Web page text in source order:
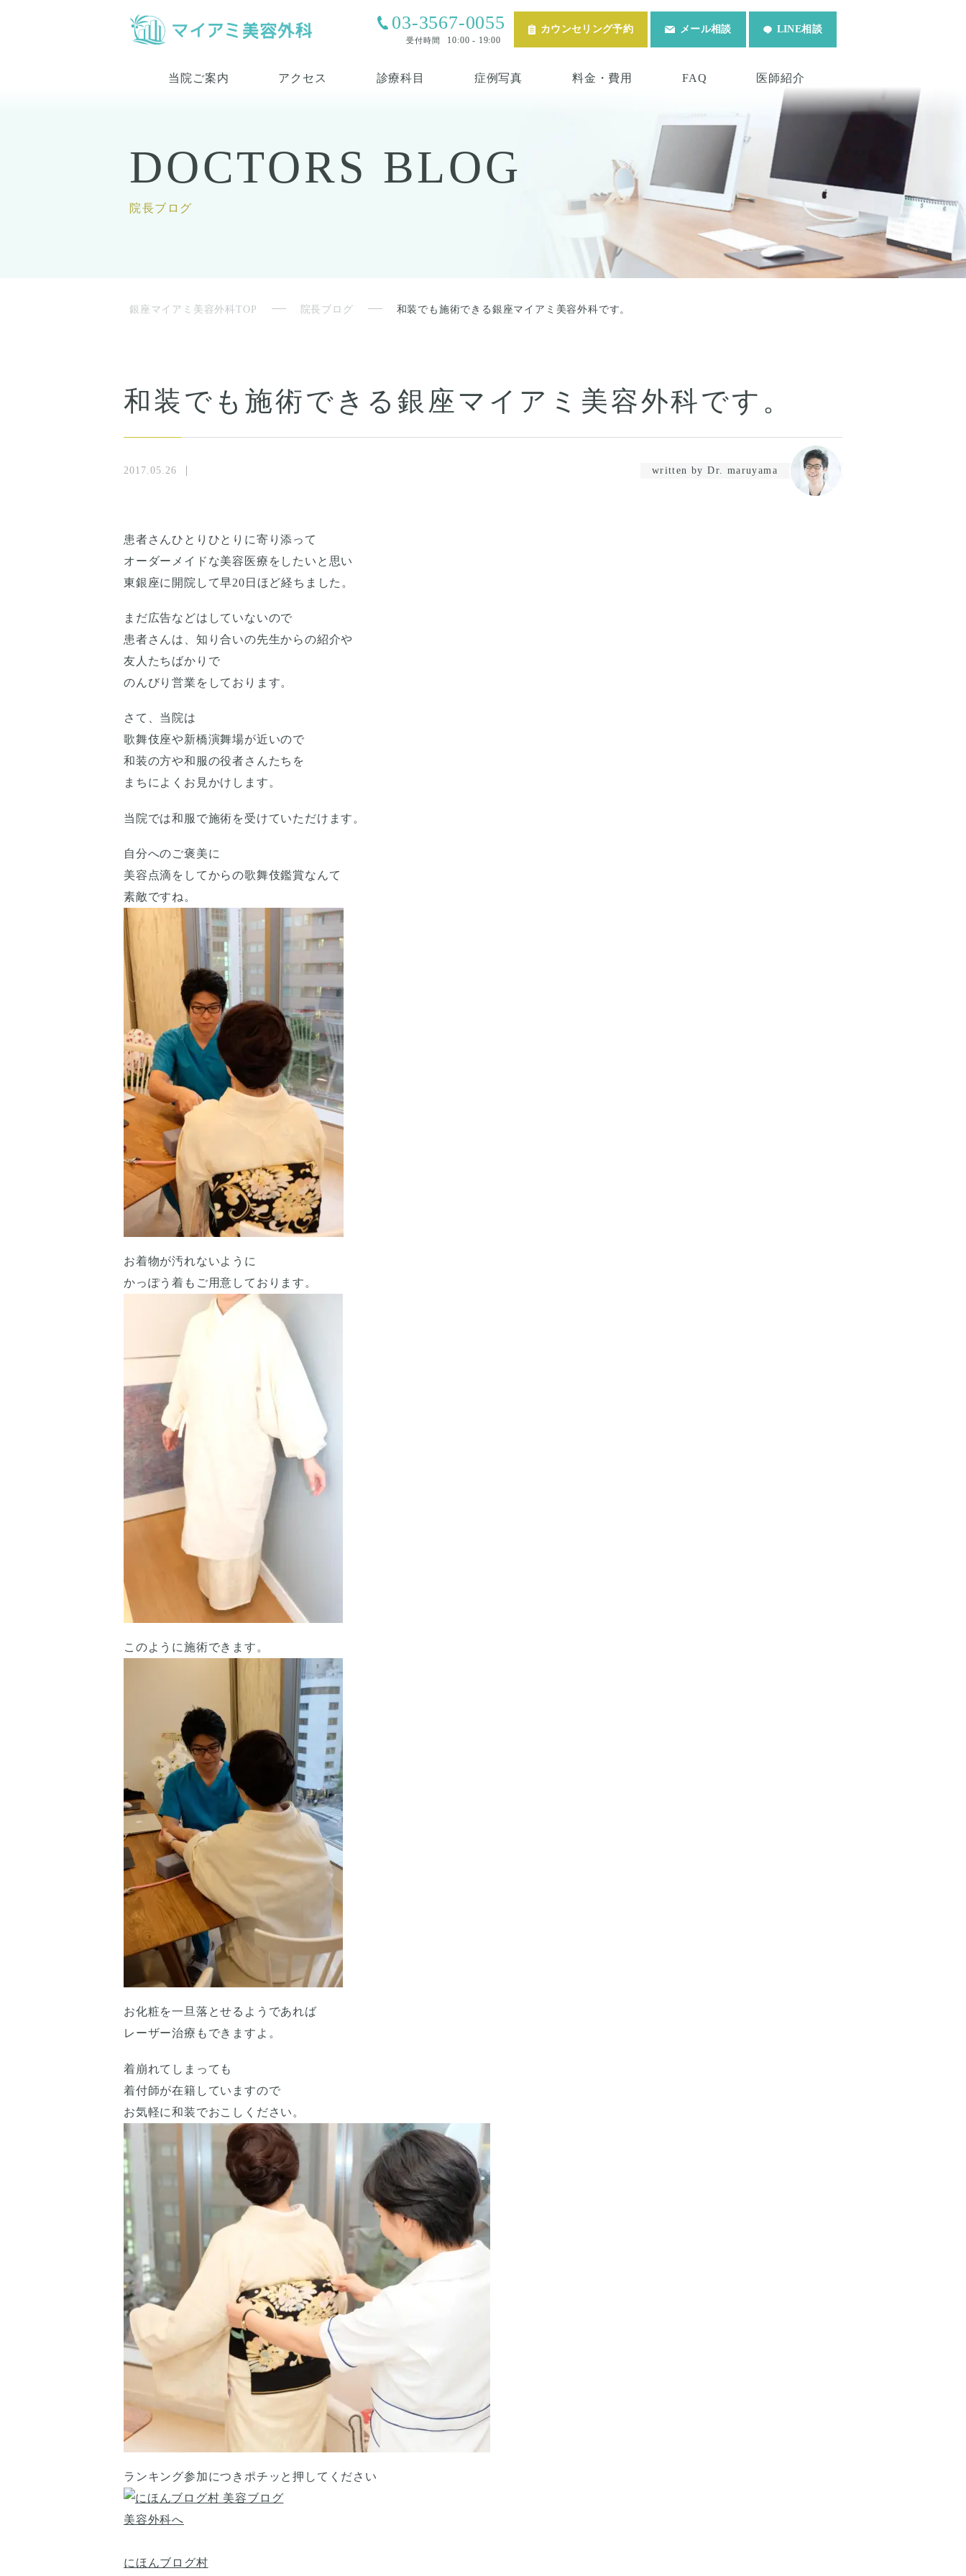
03-3567-0055
受付時間 10:00 - 19:00
カウンセリング予約 メール相談 LINE相談
当院ご案内 アクセス 診療科目 症例写真 料金・費用 FAQ 医師紹介
DOCTORS BLOG
院長ブログ
銀座マイアミ美容外科TOP 院長ブログ 和装でも施術できる銀座マイアミ美容外科です。
和装でも施術できる銀座マイアミ美容外科です。
2017.05.26 written by Dr. maruyama
患者さんひとりひとりに寄り添って
オーダーメイドな美容医療をしたいと思い
東銀座に開院して早20日ほど経ちました。
まだ広告などはしていないので
患者さんは、知り合いの先生からの紹介や
友人たちばかりで
のんびり営業をしております。
さて、当院は
歌舞伎座や新橋演舞場が近いので
和装の方や和服の役者さんたちを
まちによくお見かけします。
当院では和服で施術を受けていただけます。
自分へのご褒美に
美容点滴をしてからの歌舞伎鑑賞なんて
素敵ですね。
お着物が汚れないように
かっぽう着もご用意しております。
このように施術できます。
お化粧を一旦落とせるようであれば
レーザー治療もできますよ。
着崩れてしまっても
着付師が在籍していますので
お気軽に和装でおこしください。
ランキング参加につきポチッと押してください
にほんブログ村